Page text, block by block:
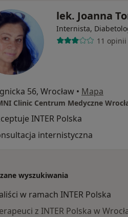
lek. Joanna
Internista,
11 opinii
56, Wrocław • Mapa
Clinic Centrum Medyczne
INTER Polska
internistyczna
wyszukiwania
w ramach INTER Polska
z INTER Polska w